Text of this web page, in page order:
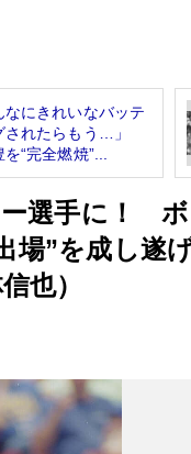
なにきれいなバッテ
されたらもう…」
“完全燃焼”...
選手に！ ボ
場”を成し遂
也）